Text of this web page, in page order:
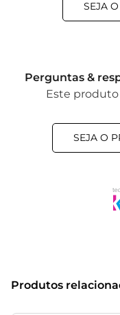
SEJA
Perguntas &
Este
SEJA O
Produtos